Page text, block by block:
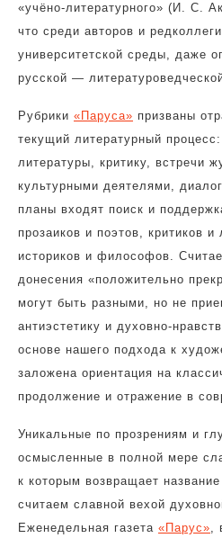
«учёно-литературного» (И. С.
что среди авторов и
университетской среды, даже
русской —
Рубрики «Паруса» призваны
текущий литературный
литературы, критику, встречи
культурными деятелями,
планы входят поиск и
прозаиков и поэтов, критиков и
историков и философов.
донесения «положительно
могут быть разными, но не
антиэстетику и духовно-
основе нашего подхода к
заложена ориентация на
продолжение и отражение в
Уникальные по прозрениям и
осмысленные в полной мере
к которым возвращает
считаем славной вехой
Еженедельная газета «Парус»,